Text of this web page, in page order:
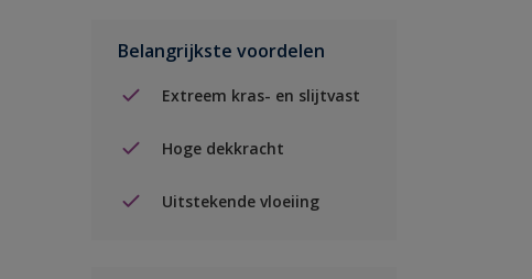
Belangrijkste voordelen
Extreem kras- en slijtvast
Hoge dekkracht
Uitstekende vloeiing